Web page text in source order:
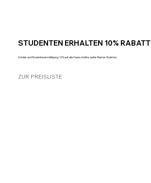
STUDENTEN ERHALTEN 10% RABATT
Schüler und Studentenermäßigung. 10% auf alle Haarschnitte, außer Master-Stylisten.
ZUR PREISLISTE